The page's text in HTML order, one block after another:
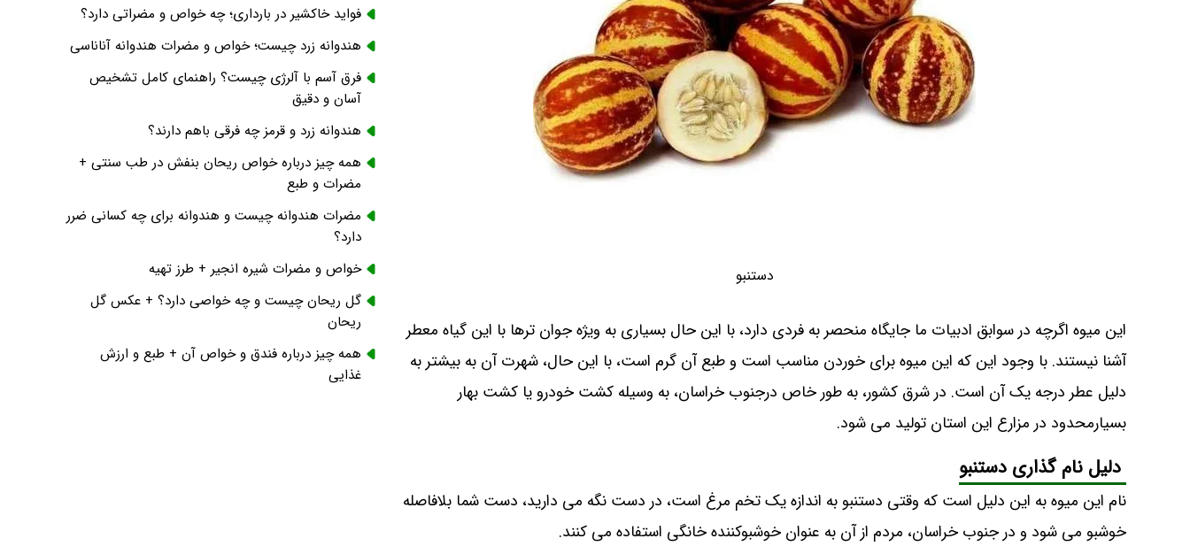
دستنبو
این میوه اگرچه در سوابق ادبیات ما جایگاه منحصر به فردی دارد، با این حال بسیاری به ویژه جوان ترها با این گیاه معطر
آشنا نیستند. با وجود این که این میوه برای خوردن مناسب است و طبع آن گرم است، با این حال، شهرت آن به بیشتر به
دلیل عطر درجه یک آن است. در شرق کشور، به طور خاص درجنوب خراسان، به وسیله کشت خودرو یا کشت بهار
بسیارمحدود در مزارع این استان تولید می شود.
دلیل نام گذاری دستنبو
نام این میوه به این دلیل است که وقتی دستنبو به اندازه یک تخم مرغ است، در دست نگه می دارید، دست شما بلافاصله
خوشبو می شود و در جنوب خراسان، مردم از آن به عنوان خوشبوکننده خانگی استفاده می کنند.
فواید خاکشیر در بارداری؛ چه خواص و مضراتی دارد؟
هندوانه زرد چیست؛ خواص و مضرات هندوانه آناناسی
فرق آسم با آلرژی چیست؟ راهنمای کامل تشخیص
آسان و دقیق
هندوانه زرد و قرمز چه فرقی باهم دارند؟
همه چیز درباره خواص ریحان بنفش در طب سنتی +
مضرات و طبع
مضرات هندوانه چیست و هندوانه برای چه کسانی ضرر
دارد؟
خواص و مضرات شیره انجیر + طرز تهیه
گل ریحان چیست و چه خواصی دارد؟ + عکس گل
ریحان
همه چیز درباره فندق و خواص آن + طبع و ارزش
غذایی